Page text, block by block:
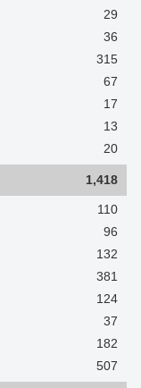
29
36
315
67
17
13
20
1,418
110
96
132
381
124
37
182
507